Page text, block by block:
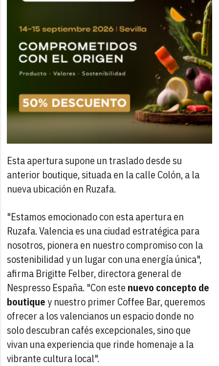
Esta apertura supone un traslado desde su
anterior boutique, situada en la calle Colón, a la
nueva ubicación en Ruzafa.
"Estamos emocionado con esta apertura en
Ruzafa. Valencia es una ciudad estratégica para
nosotros, pionera en nuestro compromiso con la
sostenibilidad y un lugar con una energía única",
afirma Brigitte Felber, directora general de
Nespresso España. "Con este nuevo concepto de
boutiquey nuestro primer Coffee Bar, queremos
ofrecer a los valencianos un espacio donde no
solo descubran cafés excepcionales, sino que
vivan una experiencia que rinde homenaje a la
vibrante cultura local".